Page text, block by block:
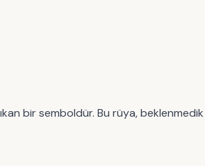
bir semboldür. Bu rüya,